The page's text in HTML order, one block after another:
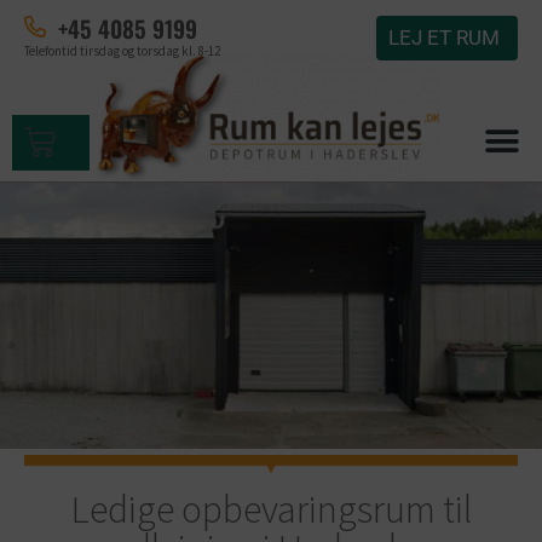
+45 4085 9199
Telefontid tirsdag og torsdag kl. 8-12
LEJ ET RUM
Ledige opbevaringsrum til